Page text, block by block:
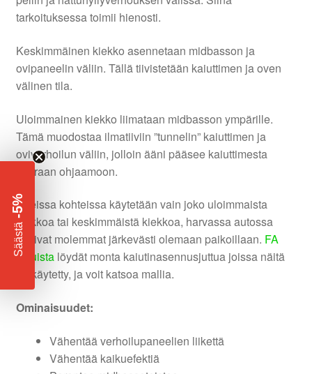
tarkoituksessa toimii hienosti.
Keskimmäinen kiekko asennetaan midbasson ja
ovipaneelin väliin. Tällä tiivistetään kaiuttimen ja oven
välinen tila.
Uloimmainen kiekko liimataan midbasson ympärille.
Tämä muodostaa ilmatiiviin ”tunnelin” kaiuttimen ja
oviverhoilun väliin, jolloin ääni pääsee kaiuttimesta
suoraan ohjaamoon.
Useissa kohteissa käytetään vain joko uloimmaista
kiekkoa tai keskimmäistä kiekkoa, harvassa autossa
sopivat molemmat järkevästi olemaan paikoillaan. FA
Jutuistalöydät monta kaiutinasennusjuttua joissa näitä
on käytetty, ja voit katsoa mallia.
Ominaisuudet:
Vähentää verhoilupaneelien liikettä
Vähentää kaikuefektiä
Säästä
-5%